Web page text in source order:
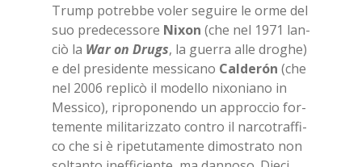
Trump po­treb­be vo­ler se­gui­re le orme del
suo pre­de­ces­so­re Ni­xon (che nel 1971 lan­
ciò la War on Drugs, la guer­ra alle dro­ghe)
e del pre­si­den­te mes­si­ca­no Cal­de­rón (che
nel 2006 re­pli­cò il mo­del­lo ni­xo­nia­no in
Mes­si­co), ri­pro­po­nen­do un ap­proc­cio for­
te­men­te mi­li­ta­riz­za­to con­tro il nar­co­traf­fi­
co che si è ri­pe­tu­ta­men­te di­mo­stra­to non